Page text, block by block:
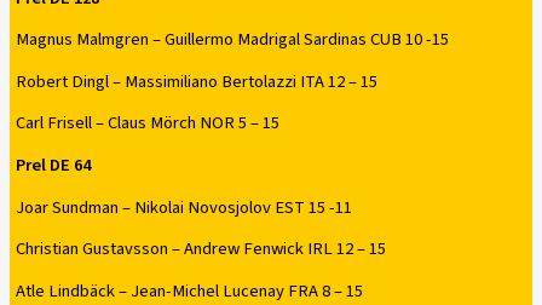
Magnus Malmgren – Guillermo Madrigal Sardinas CUB 10 -15
Robert Dingl – Massimiliano Bertolazzi ITA 12 – 15
Carl Frisell – Claus Mörch NOR 5 – 15
Prel DE 64
Joar Sundman – Nikolai Novosjolov EST 15 -11
Christian Gustavsson – Andrew Fenwick IRL 12 – 15
Atle Lindbäck – Jean-Michel Lucenay FRA 8 – 15